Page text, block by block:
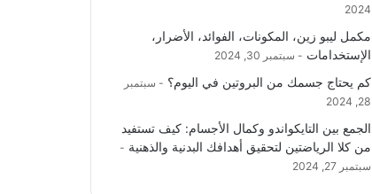
2024
مكمل ليبو زين، المكونات، الفوائد، الأضرار،
الإستخدامات
سبتمبر 30, 2024
كم يحتاج جسمك من البروتين في اليوم؟
سبتمبر
28, 2024
الجمع بين التايكواندو وكمال الأجسام: كيف تستفيد
من كلا الرياضتين لتحقيق أهدافك البدنية والذهنية
سبتمبر 27, 2024